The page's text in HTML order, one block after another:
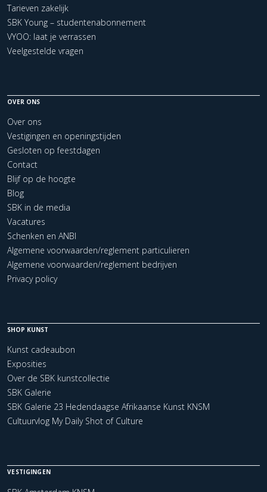
Tarieven zakelijk
SBK Young – studentenabonnement
VYOO: laat je verrassen
Veelgestelde vragen
OVER ONS
Over ons
Vestigingen en openingstijden
Gesloten op feestdagen
Contact
Blijf op de hoogte
Blog
SBK in de media
Vacatures
Schenken en ANBI
Algemene voorwaarden/reglement particulieren
Algemene voorwaarden/reglement bedrijven
Privacy policy
SHOP KUNST
Kunst cadeaubon
Exposities
Over de SBK kunstcollectie
SBK Galerie
SBK Galerie 23 Hedendaagse Afrikaanse Kunst KNSM
Cultuurvlog My Daily Shot of Culture
VESTIGINGEN